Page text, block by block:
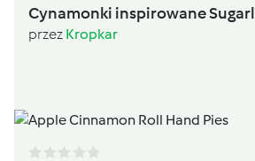
Cynamonki inspirowane
przez Kropkar